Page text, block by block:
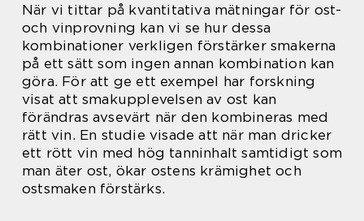
När vi tittar på kvantitativa mätningar för ost-
och vinprovning kan vi se hur dessa
kombinationer verkligen förstärker smakerna
på ett sätt som ingen annan kombination kan
göra. För att ge ett exempel har forskning
visat att smakupplevelsen av ost kan
förändras avsevärt när den kombineras med
rätt vin. En studie visade att när man dricker
ett rött vin med hög tanninhalt samtidigt som
man äter ost, ökar ostens krämighet och
ostsmaken förstärks.